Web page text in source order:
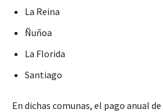
La Reina
Ñuñoa
La Florida
Santiago
En dichas comunas, el pago anual